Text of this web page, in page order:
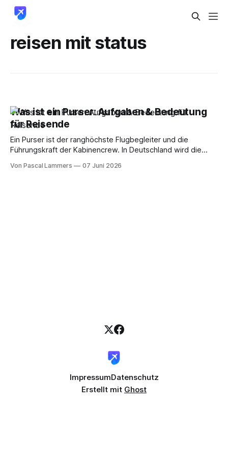
reisen mit status
Was ist ein Purser: Aufgaben & Bedeutung
für Reisende
Ein Purser ist der ranghöchste Flugbegleiter und die
Führungskraft der Kabinencrew. In Deutschland wird die
bezeichnet, und das Gehalt liegt je nach Airline und
Von Pascal Lammers 07 Juni 2026
ImpressumDatenschutz
Erstellt mit Ghost